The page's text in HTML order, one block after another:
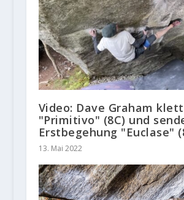
Video: Dave Graham
"Primitivo" (8C) und
Erstbegehung "Euclase"
13. Mai 2022